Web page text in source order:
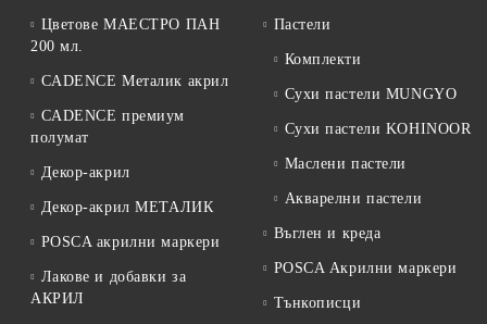
Цветове МАЕСТРО ПАН
200 мл.
CADENCE Металик акрил
CADENCE премиум
полумат
Декор-акрил
Декор-акрил МЕТАЛИК
POSCA акрилни маркери
Лакове и добавки за
АКРИЛ
Пастели
Комплекти
Сухи пастели MUNGYO
Сухи пастели KOHINOOR
Маслени пастели
Акварелни пастели
Въглен и креда
POSCA Акрилни маркери
Тънкописци